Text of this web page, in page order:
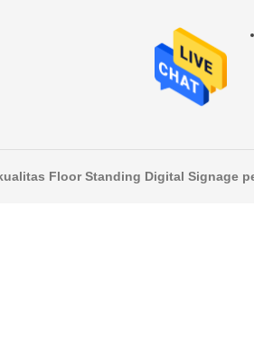
Floor Standing Digital Signage